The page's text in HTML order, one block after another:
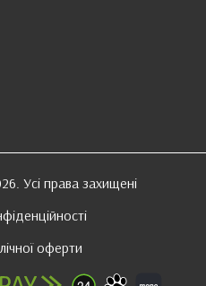
Усі права захищені
оферти